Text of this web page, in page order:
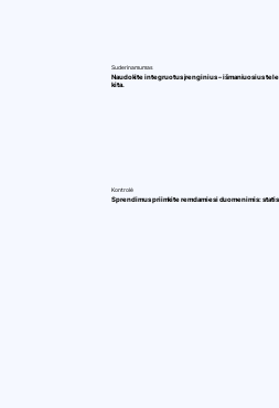
Suderinamumas
Naudokite integruotus įrenginius – išmaniuosius
kita.
Kontrolė
Sprendimus priimkite remdamiesi duomenimis: